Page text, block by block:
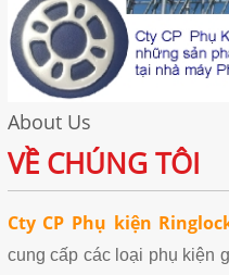
About Us
VỀ CHÚNG TÔI
Cty CP Phụ kiện
cung cấp các loại phụ kiện